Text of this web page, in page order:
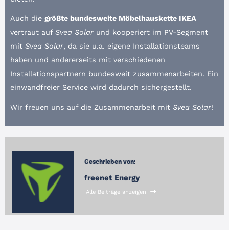
Auch diegrößte bundesweite Möbelhauskette IKEA
vertraut aufSvea Solar und kooperiert im PV-Segment
mit Svea Solar, da sie u.a. eigene Installationsteams
haben und andererseits mit verschiedenen
Installationspartnern bundesweit zusammenarbeiten. Ein
einwandfreier Service wird dadurch sichergestellt.
Wir freuen uns auf die Zusammenarbeit mitSvea Solar!
Geschrieben von:
freenet Energy
Alle Beiträge anzeigen